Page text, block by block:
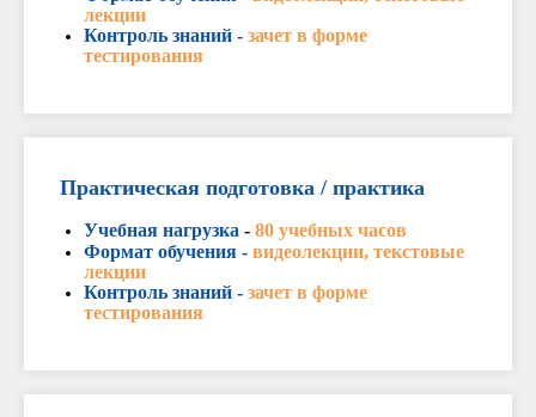
лекции
Контроль знаний - зачет в форме
тестирования
Практическая подготовка / практика
Учебная нагрузка - 80 учебных часов
Формат обучения - видеолекции, текстовые
лекции
Контроль знаний - зачет в форме
тестирования